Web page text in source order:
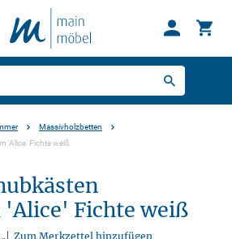
Massivholzbetten
'Alice' Fichte weiß
'Alice' Fichte weiß
Zum Merkzettel hinzufügen